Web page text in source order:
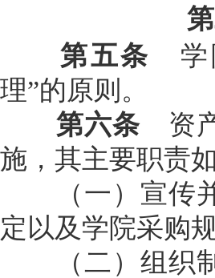
第五条 学
理”的原则。
第六条 资
施，其主要职责
（一）宣传并
定以及学院采购
（二）组织制